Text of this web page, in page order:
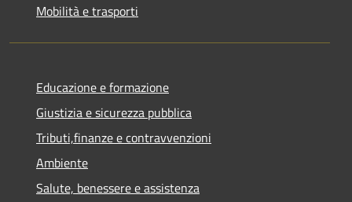
Mobilità e trasporti
Educazione e formazione
Giustizia e sicurezza pubblica
Tributi,finanze e contravvenzioni
Ambiente
Salute, benessere e assistenza